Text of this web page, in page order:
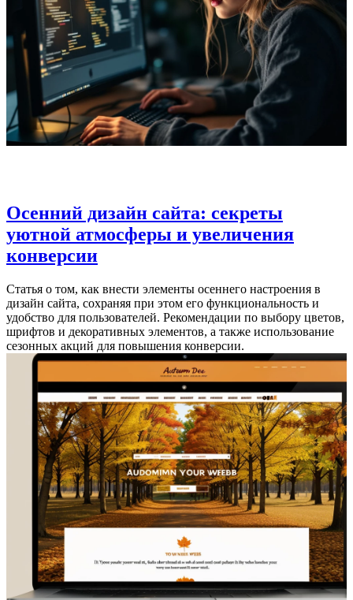
Осенний дизайн сайта: секреты
уютной атмосферы и увеличения
конверсии
Статья о том, как внести элементы осеннего настроения в
дизайн сайта, сохраняя при этом его функциональность и
удобство для пользователей. Рекомендации по выбору цветов,
шрифтов и декоративных элементов, а также использование
сезонных акций для повышения конверсии.